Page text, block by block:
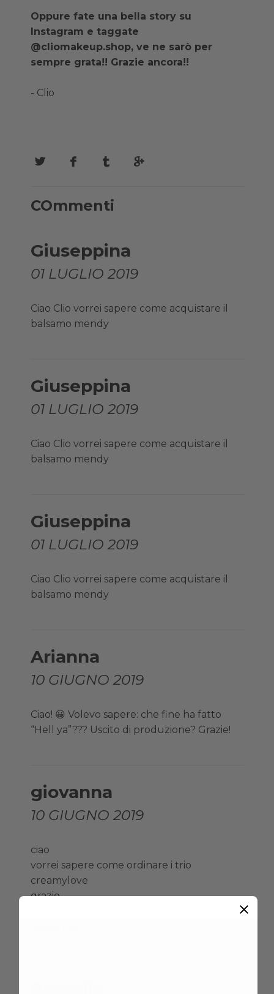
Oppure fate una bella story su
Instagram e taggate
@cliomakeup.shop, ve ne sarò per
sempre grata!! Grazie ancora!!
- Clio
COmmenti
Giuseppina
01 LUGLIO 2019
Ciao Clio vorrei sapere come acquistare il
balsamo mendy
Giuseppina
01 LUGLIO 2019
Ciao Clio vorrei sapere come acquistare il
balsamo mendy
Giuseppina
01 LUGLIO 2019
Ciao Clio vorrei sapere come acquistare il
balsamo mendy
Arianna
10 GIUGNO 2019
Ciao! 😀 Volevo sapere: che fine ha fatto
“Hell ya”??? Uscito di produzione? Grazie!
giovanna
10 GIUGNO 2019
ciao
vorrei sapere come ordinare i trio
creamylove
grazie